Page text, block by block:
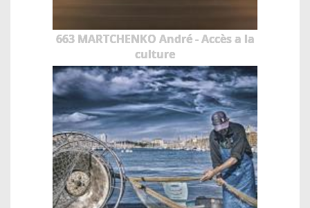
663 MARTCHENKO André - Accès a la
culture